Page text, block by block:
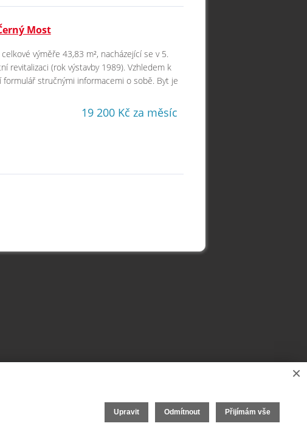
Most
výměře 43,83 m², nacházející se v 5.
revitalizaci (rok výstavby 1989). Vzhledem k
stručnými informacemi o sobě. Byt je
19 200 Kč za měsíc
×
Upravit Odmítnout Přijímám vše